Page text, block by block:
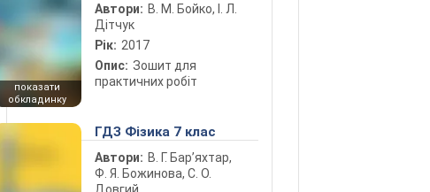
показати
обкладинку
Автори: В. М. Бойко, І. Л.
Дітчук
Рік: 2017
Опис: Зошит для
практичних робіт
ГДЗ Фізика 7 клас
Автори: В. Г. Бар’яхтар,
Ф. Я. Божинова, С. О.